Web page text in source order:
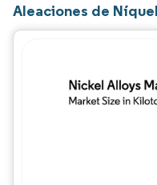
Aleaciones de Níquel